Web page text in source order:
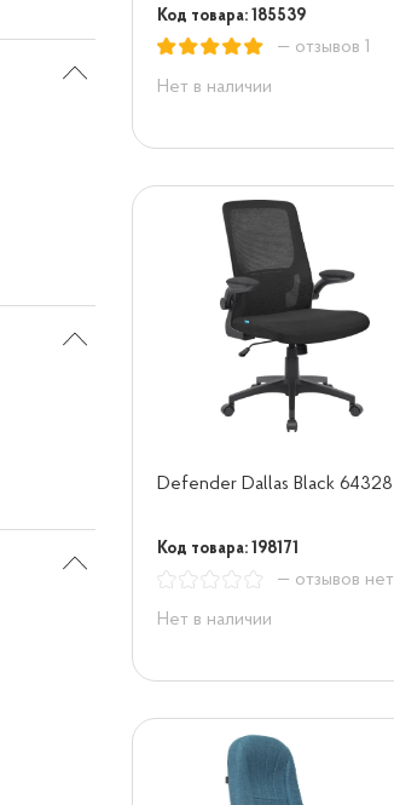
Код товара: 185539
— отзывов 1
Нет в наличии
Defender Dallas Black 64328
Код товара: 198171
— отзывов нет
Нет в наличии